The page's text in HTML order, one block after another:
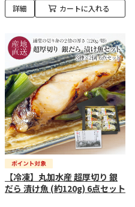
詳細 カートに入れる
【冷凍】丸加水産 超厚切り 銀
だら 漬け魚 (約120g) 6点セット